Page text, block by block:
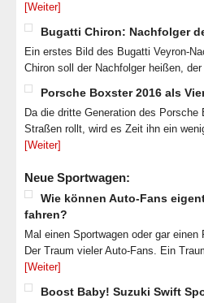
[Weiter]
Bugatti Chiron: Nachfolger
Ein erstes Bild des Bugatti Veyron-
Chiron soll der Nachfolger heißen,
Porsche Boxster 2016 als
Da die dritte Generation des
Straßen rollt, wird es Zeit ihn ein
[Weiter]
Neue Sportwagen:
Wie können Auto-Fans
fahren?
Mal einen Sportwagen oder gar
Der Traum vieler Auto-Fans. Ein
[Weiter]
Boost Baby! Suzuki Swift